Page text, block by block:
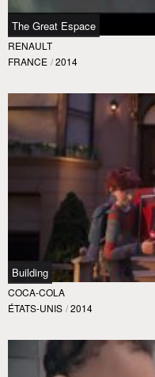
The Great Espace
RENAULT
FRANCE / 2014
Building
COCA-COLA
ÉTATS-UNIS / 2014